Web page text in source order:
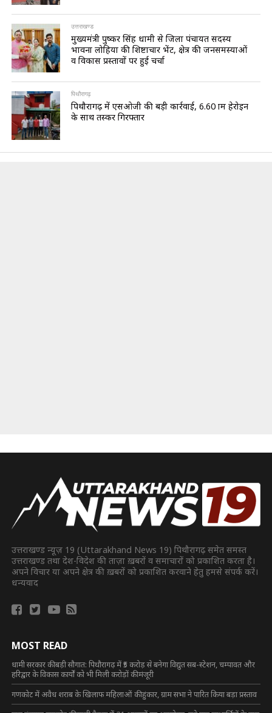
उत्तराखण्ड
मुख्यमंत्री पुष्कर सिंह धामी से जिला पंचायत सदस्य
भावना लोहिया की शिष्टाचार भेंट, क्षेत्र की जनसमस्याओं
व विकास प्रस्तावों पर हुई चर्चा
पिथौरागढ़
पिथौरागढ़ में एसओजी की बड़ी कार्रवाई, 6.60 ग्राम हेरोइन
के साथ तस्कर गिरफ्तार
उत्तराखण्ड न्यूज़ 19 (Uttarakhand News 19) पिथौरागढ़ समेत समस्त
उत्तराखण्ड तथा देश-विदेश की ताज़ा ख़बरों व समाचारों को प्रकाशित करता है।
अपने विचार या अपने क्षेत्र की ख़बरों को प्रकाशित करवाने हेतु हमसे संपर्क करें।
धन्यवाद
MOST READ
धामी सरकार की बड़ी सौगात: पिथौरागढ़ में ₹5 करोड़ से बनेगा विद्युत सब-स्टेशन, चम्पावत और
हरिद्वार के विकास कार्यों को भी मिली करोड़ों की मंजूरी
गणकोट में अवैध शराब के खिलाफ महिलाओं की हुंकार, ग्राम सभा ने पारित किया बड़ा प्रस्ताव